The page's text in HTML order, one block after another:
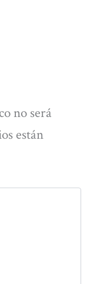
no será
están